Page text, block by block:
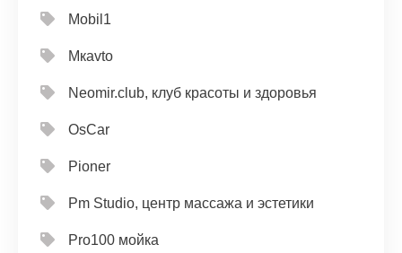
Mobil1
Mкavto
Neomir.club, клуб красоты и здоровья
OsCar
Pioner
Pm Studio, центр массажа и эстетики
Pro100 мойка